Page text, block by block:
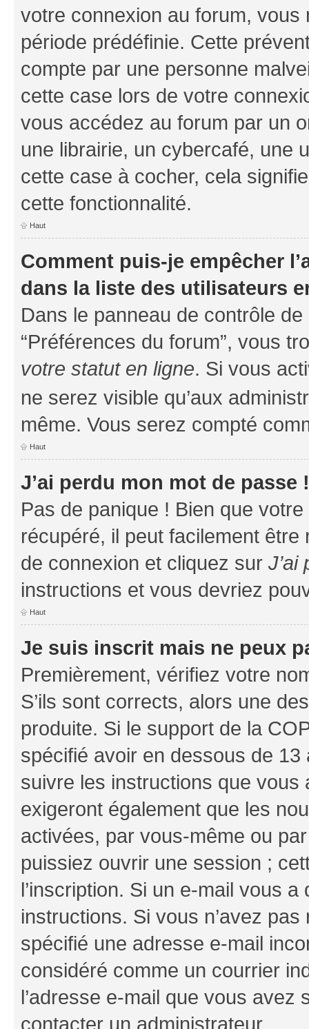
votre connexion au forum,
période prédéfinie. Cette
compte par une personne
cette case lors de votre
vous accédez au forum par un
une librairie, un cybercafé, une
cette case à cocher, cela
cette fonctionnalité.
Haut
Comment puis-je empêcher
dans la liste des utilisateurs
Dans le panneau de contrôle
“Préférences du forum”, vous
votre statut en ligne. Si vous
ne serez visible qu’aux
même. Vous serez compté
Haut
J’ai perdu mon mot de passe !
Pas de panique ! Bien que
récupéré, il peut facilement
de connexion et cliquez sur J’ai
instructions et vous devriez
Haut
Je suis inscrit mais ne peux
Premièrement, vérifiez votre
S’ils sont corrects, alors une
produite. Si le support de la
spécifié avoir en dessous de 13
suivre les instructions que
exigeront également que les
activées, par vous-même ou
puissiez ouvrir une session ;
l’inscription. Si un e-mail vous
instructions. Si vous n’avez
spécifié une adresse e-mail
considéré comme un courrier
l’adresse e-mail que vous
contacter un administrateur.